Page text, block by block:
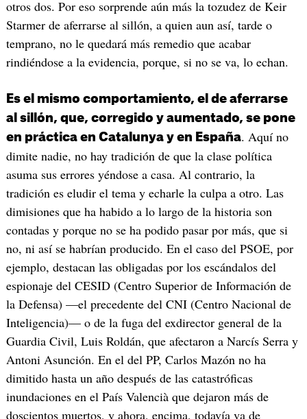
otros dos. Por eso sorprende aún más la tozudez de Keir
Starmer de aferrarse al sillón, a quien aun así, tarde o
temprano, no le quedará más remedio que acabar
rindiéndose a la evidencia, porque, si no se va, lo echan.
Es el mismo comportamiento, el de aferrarse
al sillón, que, corregido y aumentado, se pone
en práctica en Catalunya y en España. Aquí no
dimite nadie, no hay tradición de que la clase política
asuma sus errores yéndose a casa. Al contrario, la
tradición es eludir el tema y echarle la culpa a otro. Las
dimisiones que ha habido a lo largo de la historia son
contadas y porque no se ha podido pasar por más, que si
no, ni así se habrían producido. En el caso del PSOE, por
ejemplo, destacan las obligadas por los escándalos del
espionaje del CESID (Centro Superior de Información de
la Defensa) —el precedente del CNI (Centro Nacional de
Inteligencia)— o de la fuga del exdirector general de la
Guardia Civil, Luis Roldán, que afectaron a Narcís Serra y
Antoni Asunción. En el del PP, Carlos Mazón no ha
dimitido hasta un año después de las catastróficas
inundaciones en el País Valencià que dejaron más de
doscientos muertos, y ahora, encima, todavía va de